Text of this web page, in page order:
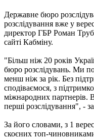
Державне бюро
розслідування вже у
директор ГБР Роман
сайті Кабміну.
"Більш ніж 20 років
бюро розслідувань. Ми
менш ніж за рік. Без
сподіваємося, з
міжнародних партнерів.
перші розслідування", -
За його словами, з 1
скоєних топ-